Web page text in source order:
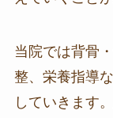
当院では背骨
整、栄養指導
していきます